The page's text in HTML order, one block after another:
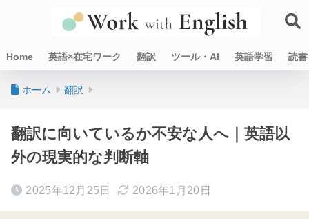
Home 英語×在宅ワーク 翻訳 ツール・AI 英語学習 読
ホーム 翻訳
翻訳に向いているか不安な人へ｜英語以
外の現実的な判断軸
2025年12月25日 2026年1月20日